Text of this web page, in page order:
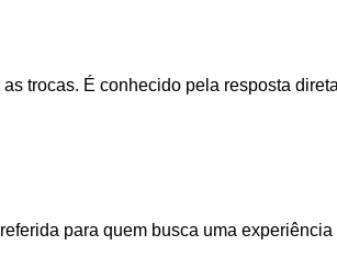
trocas. É conhecido pela resposta
para quem busca uma